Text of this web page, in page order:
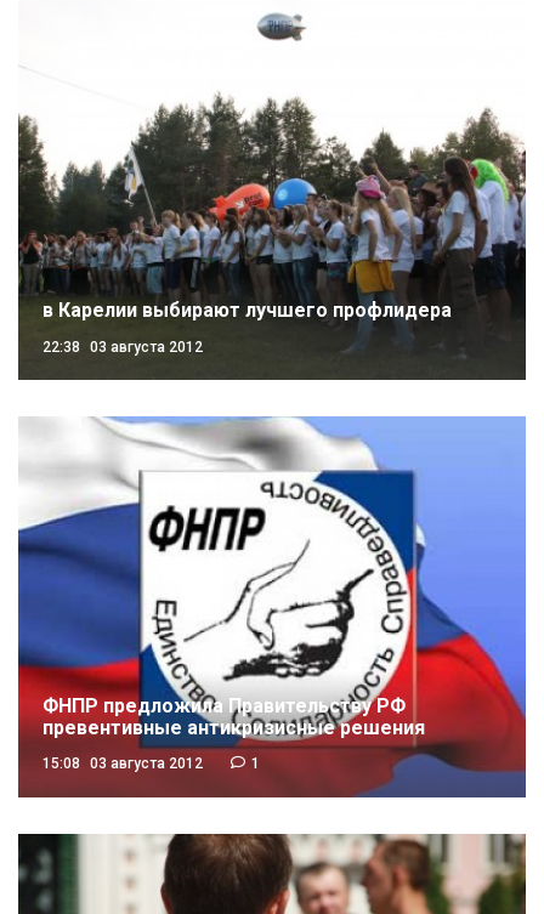
в Карелии выбирают лучшего профлидера
22:38 03 августа 2012
ФНПР предложила Правительству РФ
превентивные антикризисные решения
15:08 03 августа 2012 1